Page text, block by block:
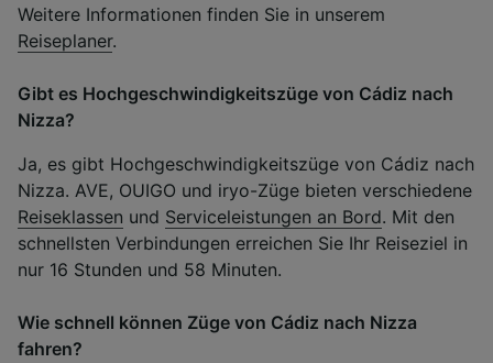
Weitere Informationen finden Sie in unserem
Reiseplaner.
Gibt es Hochgeschwindigkeitszüge von Cádiz nach
Nizza?
Ja, es gibt Hochgeschwindigkeitszüge von Cádiz nach
Nizza. AVE, OUIGO und iryo-Züge bieten verschiedene
Reiseklassen und Serviceleistungen an Bord. Mit den
schnellsten Verbindungen erreichen Sie Ihr Reiseziel in
nur 16 Stunden und 58 Minuten.
Wie schnell können Züge von Cádiz nach Nizza
fahren?